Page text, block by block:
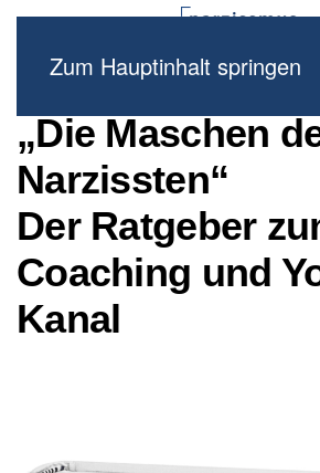
Zum Hauptinhalt springen
„Die Maschen
Narzissten“
Der Ratgeber
Coaching und
Kanal